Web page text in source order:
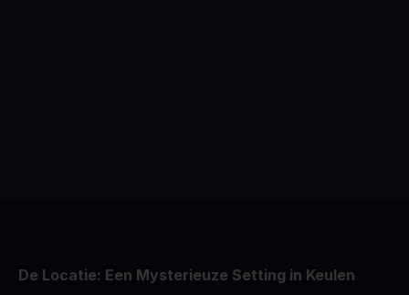
De Locatie: Een Mysterieuze Setting in Keulen